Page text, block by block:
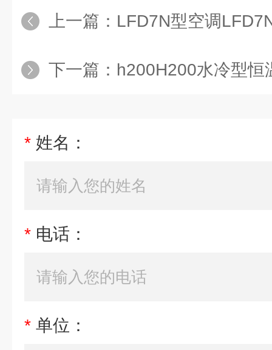
上一篇： LFD7N型空调
下一篇： h200H200水冷型恒
* 姓名：
* 电话：
* 单位：